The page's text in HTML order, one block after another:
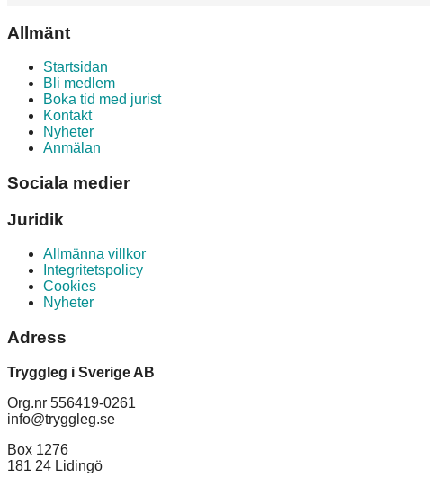
Allmänt
Startsidan
Bli medlem
Boka tid med jurist
Kontakt
Nyheter
Anmälan
Sociala medier
Juridik
Allmänna villkor
Integritetspolicy
Cookies
Nyheter
Adress
Tryggleg i Sverige AB
Org.nr 556419-0261
info@tryggleg.se
Box 1276
181 24 Lidingö